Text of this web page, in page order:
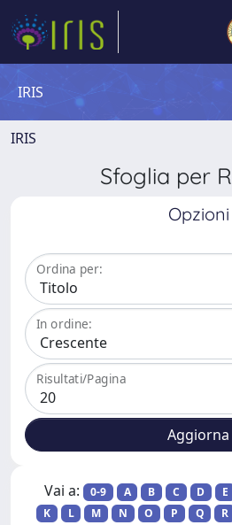
IRIS
IRIS
Sfoglia per
Opzioni
Ordina per:
In ordine:
Risultati/Pagina
Vai a: 0-9 A B C D E
K
L M N O P Q R